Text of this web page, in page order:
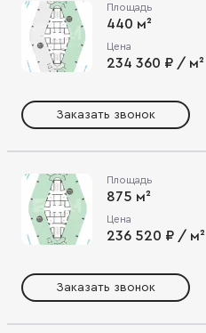
Площадь
440 м²
Цена
234 360 ₽ / м²
Заказать звонок
Площадь
875 м²
Цена
236 520 ₽ / м²
Заказать звонок